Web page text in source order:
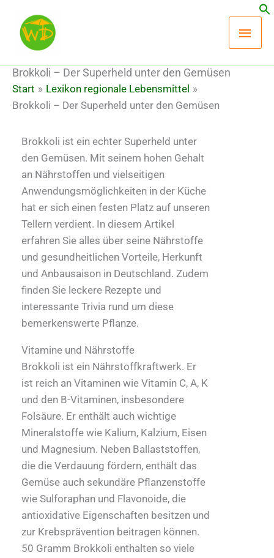
Inhalt
springen
Brokkoli – Der Superheld unter den Gemüsen
Start
Lexikon regionale Lebensmittel
Brokkoli – Der Superheld unter den Gemüsen
Brokkoli ist ein echter Superheld unter
den Gemüsen. Mit seinem hohen Gehalt
an Nährstoffen und vielseitigen
Anwendungsmöglichkeiten in der Küche
hat er sich einen festen Platz auf unseren
Tellern verdient. In diesem Artikel
erfahren Sie alles über seine Nährstoffe
und gesundheitlichen Vorteile, Herkunft
und Anbausaison in Deutschland. Zudem
finden Sie leckere Rezepte und
interessante Trivia rund um diese
bemerkenswerte Pflanze.
Vitamine und Nährstoffe
Brokkoli ist ein Nährstoffkraftwerk. Er
ist reich an Vitaminen wie Vitamin C, A, K
und den B-Vitaminen, insbesondere
Folsäure. Er enthält auch wichtige
Mineralstoffe wie Kalium, Kalzium, Eisen
und Magnesium. Neben Ballaststoffen,
die die Verdauung fördern, enthält das
Gemüse auch sekundäre Pflanzenstoffe
wie Sulforaphan und Flavonoide, die
antioxidative Eigenschaften besitzen und
zur Krebsprävention beitragen können.
50 Gramm Brokkoli enthalten so viele